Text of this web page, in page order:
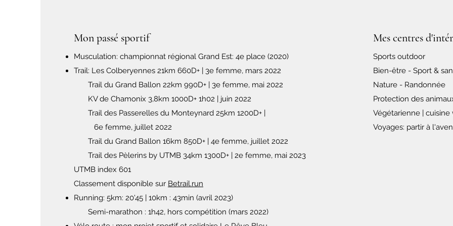
Mon passé sportif
Musculation: championnat régional Grand Est: 4e place (2020)
Trail: Les Colberyennes 21km 660D+ | 3e femme, mars 2022
Trail du Grand Ballon 22km 990D+ | 3e femme, mai 2022
KV de Chamonix 3,8km 1000D+ 1h02 | juin 2022
Trail des Passerelles du Monteynard 25km 1200D+ |
6e femme, juillet 2022
Trail du Grand Ballon 16km 850D+ | 4e femme, juillet 2022
Trail des Pèlerins by UTMB 34km 1300D+ | 2e femme, mai 2023
UTMB index 601
Classement disponible sur Betrail.run​
Running: 5km: 20'45 | 10km : 43min (avril 2023)
Semi-marathon : 1h42, hors compétition (mars 2022)
Mes centres
Sports outdoor
Bien-être - Sport &
Nature - Randonnée
Protection des
Végétarienne | cuisine
Voyages: partir à